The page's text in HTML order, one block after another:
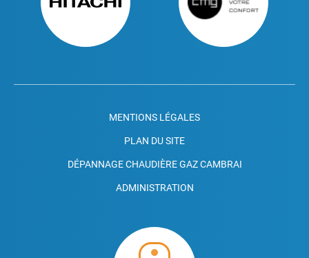
MENTIONS LÉGALES
PLAN DU SITE
DÉPANNAGE CHAUDIÈRE GAZ CAMBRAI
ADMINISTRATION